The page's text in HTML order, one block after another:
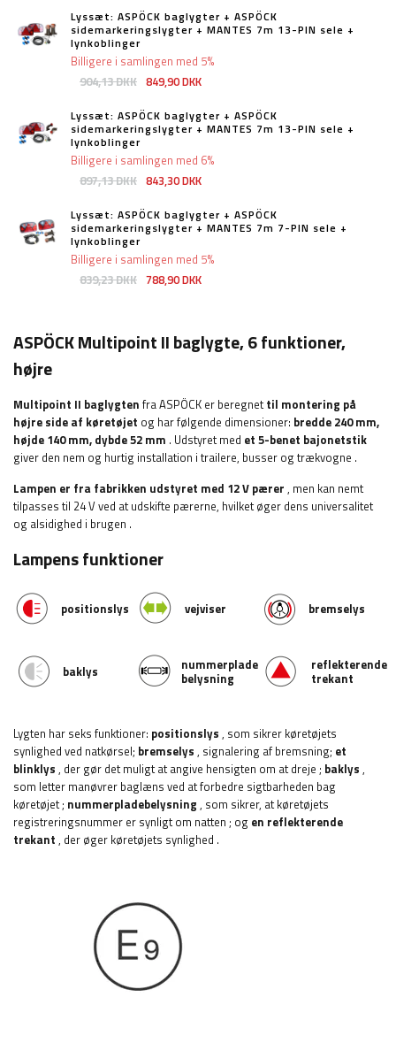
Lyssæt: ASPÖCK baglygter + ASPÖCK
sidemarkeringslygter + MANTES 7m 13-PIN sele +
lynkoblinger
904,13 DKK 849,90 DKK
Billigere i samlingen med 5%
Lyssæt: ASPÖCK baglygter + ASPÖCK
sidemarkeringslygter + MANTES 7m 13-PIN sele +
lynkoblinger
897,13 DKK 843,30 DKK
Billigere i samlingen med 6%
Lyssæt: ASPÖCK baglygter + ASPÖCK
sidemarkeringslygter + MANTES 7m 7-PIN sele +
lynkoblinger
839,23 DKK 788,90 DKK
Billigere i samlingen med 5%
ASPÖCK Multipoint II baglygte, 6 funktioner,
højre
Multipoint II baglygten fra ASPÖCK er beregnettil montering på
højre side af køretøjet og har følgende dimensioner: bredde 240 mm,
højde 140 mm, dybde 52 mm . Udstyret med et 5-benet bajonetstik
giver den nem og hurtig installation i trailere, busser og trækvogne .
Lampen er fra fabrikken udstyret med 12 V pærer , men kan nemt
tilpasses til 24 V ved at udskifte pærerne, hvilket øger dens universalitet
og alsidighed i brugen .
Lampens funktioner
positionslys vejviser bremselys
baklys
nummerplade
belysning
reflekterende
trekant
Lygten har seks funktioner: positionslys , som sikrer køretøjets
synlighed ved natkørsel; bremselys , signalering af bremsning; et
blinklys , der gør det muligt at angive hensigten om at dreje ; baklys ,
som letter manøvrer baglæns ved at forbedre sigtbarheden bag
køretøjet; nummerpladebelysning , som sikrer, at køretøjets
registreringsnummer er synligt om natten ; og en reflekterende
trekant , der øger køretøjets synlighed .